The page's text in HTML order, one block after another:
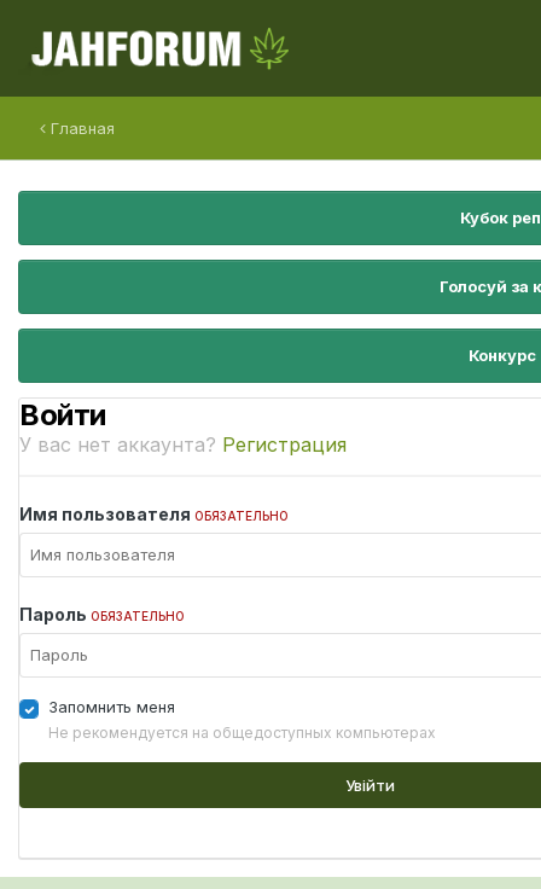
Главная
Кубок
Голосуй
Войти
У вас нет аккаунта? Регистрация
Имя пользователя ОБЯЗАТЕЛЬНО
Пароль ОБЯЗАТЕЛЬНО
Запомнить меня
Не рекомендуется на общедоступных компьютерах
Увійти